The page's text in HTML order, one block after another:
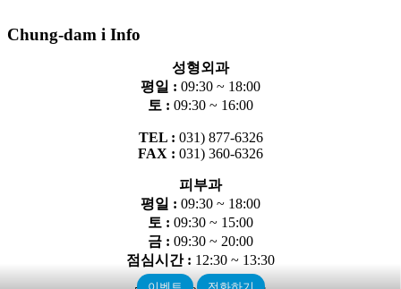
Chung-dam i Info
성형외과
평일 : 09:30 ~ 18:00
토 : 09:30 ~ 16:00
TEL : 031) 877-6326
FAX : 031) 360-6326
피부과
평일 : 09:30 ~ 18:00
토 : 09:30 ~ 15:00
금 : 09:30 ~ 20:00
점심시간 : 12:30 ~ 13:30